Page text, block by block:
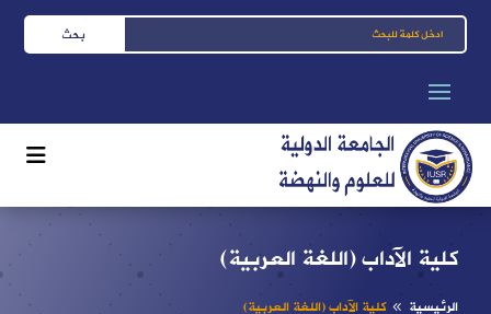
كلية الآداب (اللغة العربية)
الرئيسية 8 كلية الآداب (اللغة العربية)